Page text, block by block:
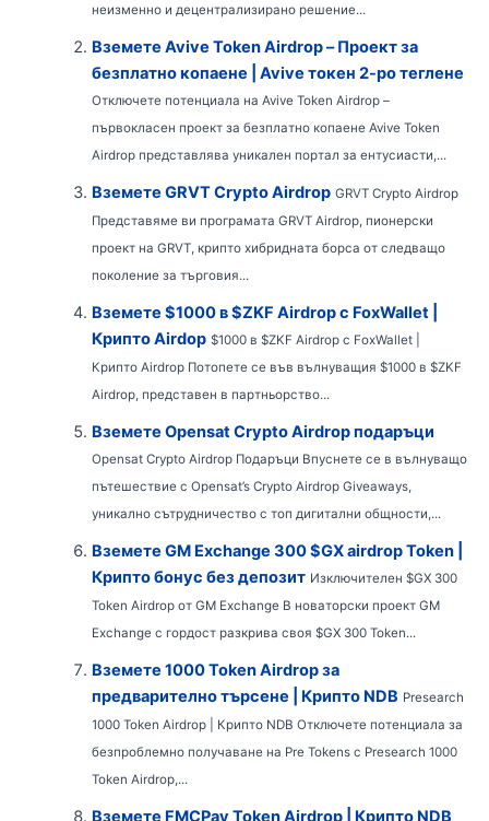
неизменно и децентрализирано решение...
Вземете Avive Token Airdrop – Проект за
безплатно копаене | Avive токен 2-ро теглене
Отключете потенциала на Avive Token Airdrop –
първокласен проект за безплатно копаене Avive Token
Airdrop представлява уникален портал за ентусиасти,...
Вземете GRVT Crypto Airdrop GRVT Crypto Airdrop
Представяме ви програмата GRVT Airdrop, пионерски
проект на GRVT, крипто хибридната борса от следващо
поколение за търговия...
Вземете $1000 в $ZKF Airdrop с FoxWallet |
Крипто Airdop $1000 в $ZKF Airdrop с FoxWallet |
Крипто Airdrop Потопете се във вълнуващия $1000 в $ZKF
Airdrop, представен в партньорство...
Вземете Opensat Crypto Airdrop подаръци
Opensat Crypto Airdrop Подаръци Впуснете се в вълнуващо
пътешествие с Opensat’s Crypto Airdrop Giveaways,
уникално сътрудничество с топ дигитални общности,...
Вземете GM Exchange 300 $GX airdrop Token |
Крипто бонус без депозит Изключителен $GX 300
Token Airdrop от GM Exchange В новаторски проект GM
Exchange с гордост разкрива своя $GX 300 Token...
Вземете 1000 Token Airdrop за
предварително търсене | Крипто NDB Presearch
1000 Token Airdrop | Крипто NDB Отключете потенциала за
безпроблемно получаване на Pre Tokens с Presearch 1000
Token Airdrop,...
Вземете FMCPay Token Airdrop | Крипто NDB